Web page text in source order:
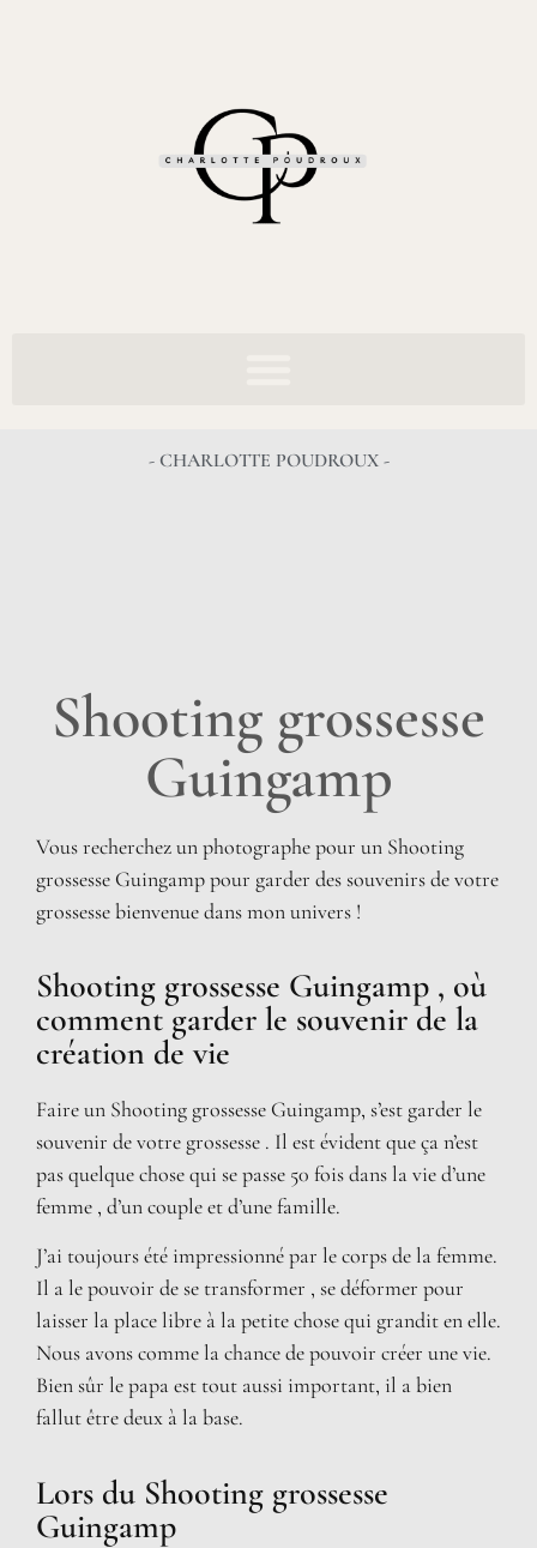
- CHARLOTTE POUDROUX -
Shooting grossesse
Guingamp
Vous recherchez un photographe pour un Shooting
grossesse Guingamp pour garder des souvenirs de votre
grossesse bienvenue dans mon univers !
Shooting grossesse Guingamp , où
comment garder le souvenir de la
création de vie
Faire un Shooting grossesse Guingamp, s’est garder le
souvenir de votre grossesse . Il est évident que ça n’est
pas quelque chose qui se passe 50 fois dans la vie d’une
femme , d’un couple et d’une famille.
J’ai toujours été impressionné par le corps de la femme.
Il a le pouvoir de se transformer , se déformer pour
laisser la place libre à la petite chose qui grandit en elle.
Nous avons comme la chance de pouvoir créer une vie.
Bien sûr le papa est tout aussi important, il a bien
fallut être deux à la base.
Lors du Shooting grossesse
Guingamp